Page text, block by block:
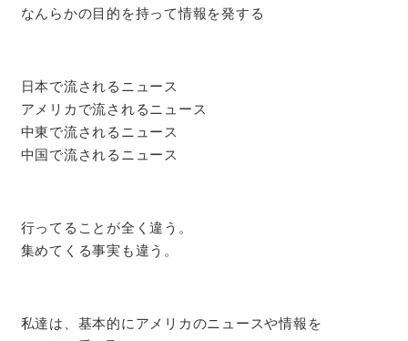
なんらかの目的を持って情報を発する
日本で流されるニュース
アメリカで流されるニュース
中東で流されるニュース
中国で流されるニュース
行ってることが全く違う。
集めてくる事実も違う。
私達は、基本的にアメリカのニュースや情報を